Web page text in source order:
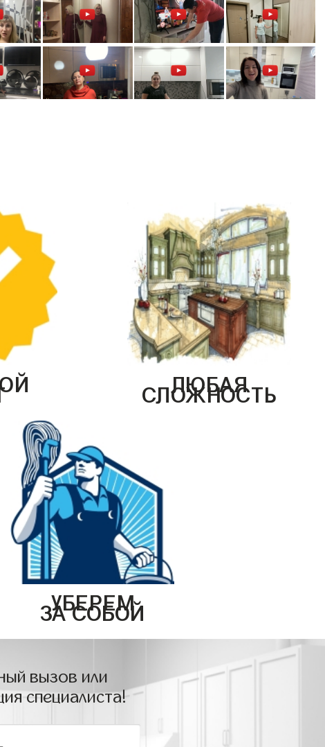
ЛЮБАЯ
СЛОЖНОСТЬ
УБЕРЕМ
ЗА СОБОЙ
вызов или
специалиста!